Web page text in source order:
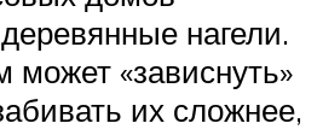
нагели.
может «зависнуть»
их сложнее,